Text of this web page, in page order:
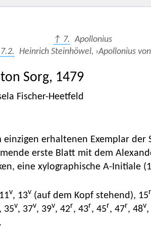
↑ 7. Apollonius
Heinrich Steinhöwel, ›Apollonius von
Sorg, 1479
Fischer-Heetfeld
einzigen erhaltenen Exemplar
erste Blatt mit dem
eine xylographische A-Initiale (1
v, 13v (auf dem Kopf stehend), 15r
, 35v, 37v, 39v, 42r, 43r, 45r, 47r, 48v,
.